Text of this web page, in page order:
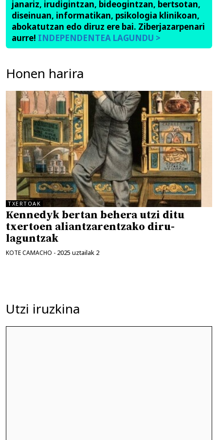
janariz, irudigintzan, bideogintzan, bertsotan,
diseinuan, informatikan, psikologia klinikoan,
abokatutzan edo diruz ere bai. Ziberjazarpenari
aurre! INDEPENDENTEA LAGUNDU >
Honen harira
TXERTOAK
Kennedyk bertan behera utzi ditu
txertoen aliantzarentzako diru-
laguntzak
KOTE CAMACHO - 2025 uztailak 2
Utzi iruzkina